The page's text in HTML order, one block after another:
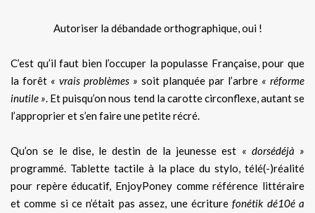
Autoriser la débandade orthographique, oui !
C’est qu’il faut bien l’occuper la populasse Française, pour que
la forêt « vrais problèmes » soit planquée par l’arbre « réforme
inutile ». Et puisqu’on nous tend la carotte circonflexe, autant se
l’approprier et s’en faire une petite récré.
Qu’on se le dise, le destin de la jeunesse est « dorsédéjà »
programmé. Tablette tactile à la place du stylo, télé(-)réalité
pour repère éducatif, EnjoyPoney comme référence littéraire
et comme si ce n’était pas assez, une écriturefonétik dé10é a